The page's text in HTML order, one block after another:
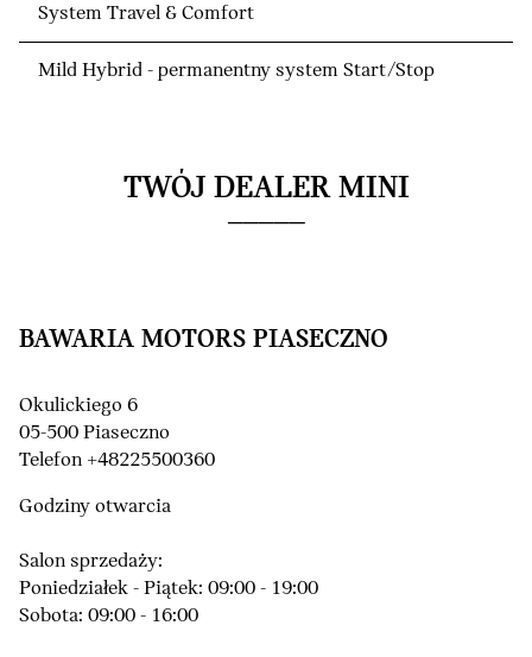
System Travel & Comfort
Mild Hybrid - permanentny system Start/Stop
TWÓJ DEALER MINI
BAWARIA MOTORS PIASECZNO
Okulickiego 6
05-500 Piaseczno
Telefon +48225500360
Godziny otwarcia
Salon sprzedaży:
Poniedziałek - Piątek: 09:00 - 19:00
Sobota: 09:00 - 16:00